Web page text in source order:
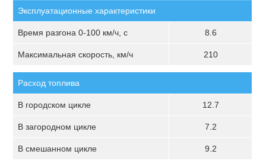
Эксплуатационные характеристики
Время разгона 0-100 км/ч, с 8.6
Максимальная скорость, км/ч 210
Расход топлива
В городском цикле 12.7
В загородном цикле 7.2
В смешанном цикле 9.2